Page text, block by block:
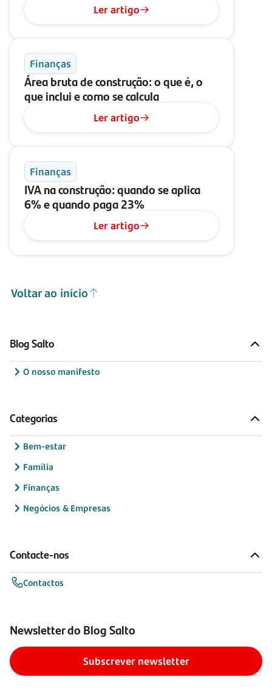
Ler artigo
Finanças
Área bruta de construção: o que é, o
que inclui e como se calcula
Ler artigo
Finanças
IVA na construção: quando se aplica
6% e quando paga 23%
Ler artigo
Voltar ao início
Blog Salto
O nosso manifesto
Categorias
Bem-estar
Família
Finanças
Negócios & Empresas
Contacte-nos
Contactos
Newsletter do Blog Salto
Subscrever newsletter